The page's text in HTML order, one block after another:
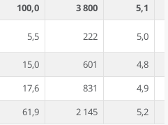
100,0 3 800
5,1
5,5 222 5,0
15,0 601
4,8
17,6 831
4,9
61,9 2 145
5,2